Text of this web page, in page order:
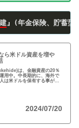
』(年金保険、貯蓄型
ら米ドル資産を増や
は、金融資産の20％
用中。中長期的に、海外で
は米ドルを保有する事がお
2024/07/20